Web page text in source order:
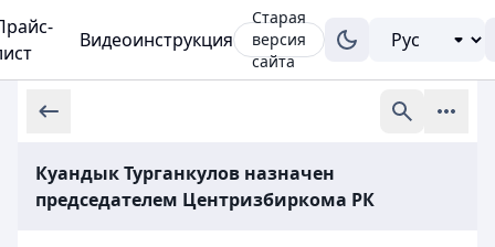
Видеоинструкция
Старая
версия
сайта
Куандык Турганкулов назначен
председателем Центризбиркома РК